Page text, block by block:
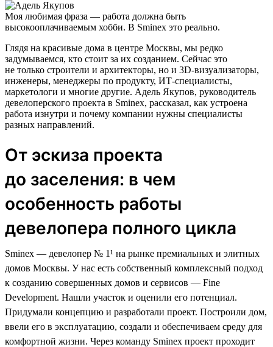
Моя любимая фраза — работа должна быть
высокооплачиваемым хобби. В Sminex это реально.
Глядя на красивые дома в центре Москвы, мы редко
задумываемся, кто стоит за их созданием. Сейчас это
не только строители и архитекторы, но и 3D-визуализаторы,
инженеры, менеджеры по продукту, ИТ-специалисты,
маркетологи и многие другие. Адель Якупов, руководитель
девелоперского проекта в Sminex, рассказал, как устроена
работа изнутри и почему компании нужны специалисты
разных направлений.
От эскиза проекта
до заселения: в чем
особенность работы
девелопера полного цикла
Sminex — девелопер № 1¹ на рынке премиальных и элитных
домов Москвы. У нас есть собственный комплексный подход
к созданию совершенных домов и сервисов — Fine
Development. Нашли участок и оценили его потенциал.
Придумали концепцию и разработали проект. Построили дом,
ввели его в эксплуатацию, создали и обеспечиваем среду для
комфортной жизни. Через команду Sminex проект проходит